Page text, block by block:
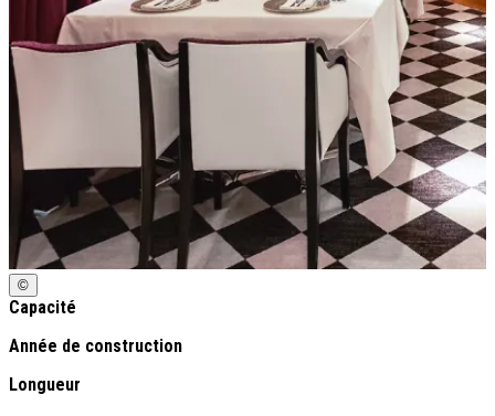
©
Capacité
Année de construction
Longueur